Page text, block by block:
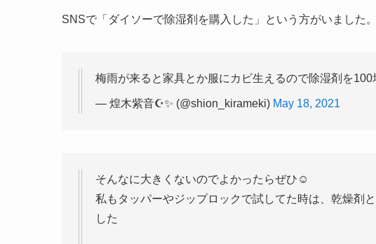
SNSで「ダイソーで除湿剤を購入した」という方がいました。
梅雨が来ると家具とか服にカビ生えるので除湿剤を100
— 煌木紫音☪️✨ (@shion_kirameki) May 18, 2021
そんなに大きくないのでよかったらぜひ☺️
私もタッパーやジップロックで試してた時は、乾燥剤
した